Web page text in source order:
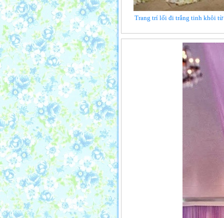
Trang trí lối đi trắng tinh khôi từ